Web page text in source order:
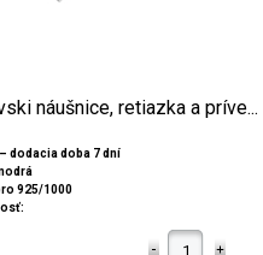
náušnice, retiazka a príve...
dodacia doba 7 dní
925/1000